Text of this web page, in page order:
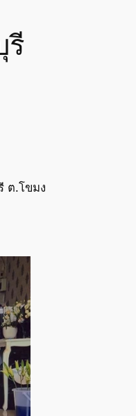
รี
ต.โขมง